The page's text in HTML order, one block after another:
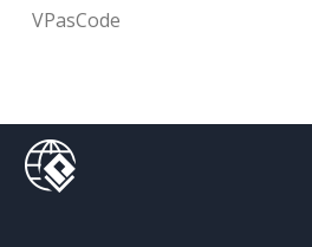
VPasCode